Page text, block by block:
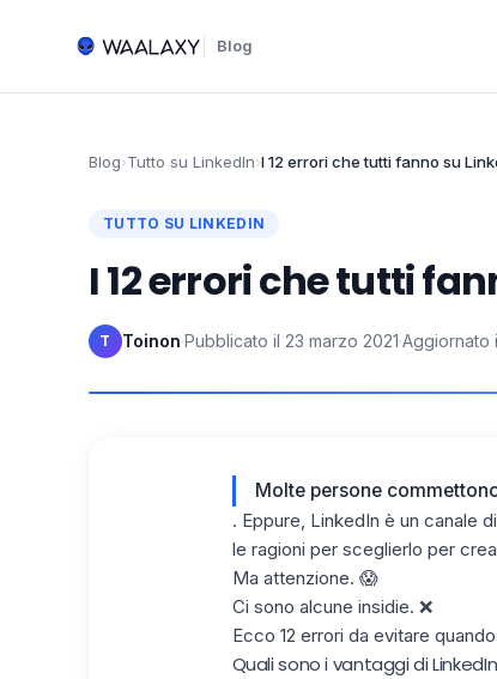
Blog
Blog›Tutto su LinkedIn›I 12 errori che tutti fanno su
TUTTO SU LINKEDIN
I 12 errori che tutti
T Toinon·Pubblicato il 23 marzo 2021·Aggiornato
Molte persone
. Eppure, LinkedIn è un canale
le ragioni per sceglierlo per
Ma attenzione. 😱
Ci sono alcune insidie. ❌
Ecco 12 errori da evitare
Quali sono i vantaggi di